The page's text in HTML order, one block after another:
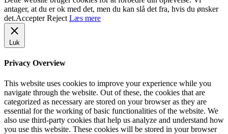
antager, at du er ok med det, men du kan slå det fra, hvis du ønsker
det.Accepter Reject Læs mere
Luk
Privacy Overview
This website uses cookies to improve your experience while you
navigate through the website. Out of these, the cookies that are
categorized as necessary are stored on your browser as they are
essential for the working of basic functionalities of the website. We
also use third-party cookies that help us analyze and understand how
you use this website. These cookies will be stored in your browser